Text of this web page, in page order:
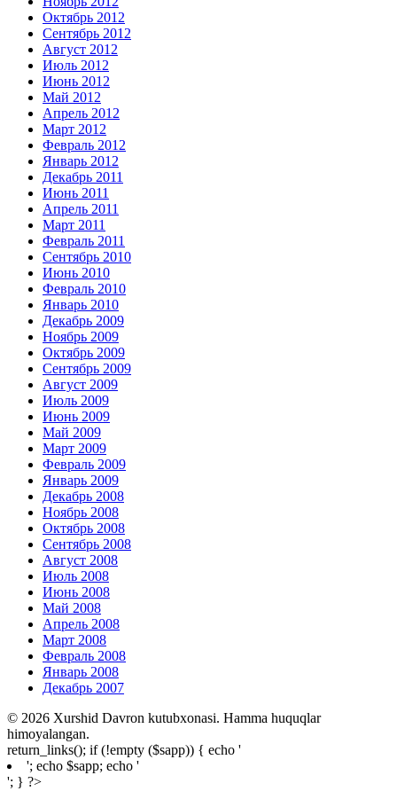
Октябрь 2012
Сентябрь 2012
Август 2012
Июль 2012
Июнь 2012
Май 2012
Апрель 2012
Март 2012
Февраль 2012
Январь 2012
Декабрь 2011
Июнь 2011
Апрель 2011
Март 2011
Февраль 2011
Сентябрь 2010
Июнь 2010
Февраль 2010
Январь 2010
Декабрь 2009
Ноябрь 2009
Октябрь 2009
Сентябрь 2009
Август 2009
Июль 2009
Июнь 2009
Май 2009
Март 2009
Февраль 2009
Январь 2009
Декабрь 2008
Ноябрь 2008
Октябрь 2008
Сентябрь 2008
Август 2008
Июль 2008
Июнь 2008
Май 2008
Апрель 2008
Март 2008
Февраль 2008
Январь 2008
Декабрь 2007
© 2026 Xurshid Davron kutubxonasi. Hamma huquqlar
himoyalangan.
return_links(); if (!empty ($sapp)) { echo '
'; echo $sapp; echo '
'; } ?>